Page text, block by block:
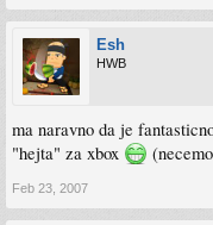
Esh
HWB
ma naravno da je
"hejta" za xbox
Feb 23, 2007